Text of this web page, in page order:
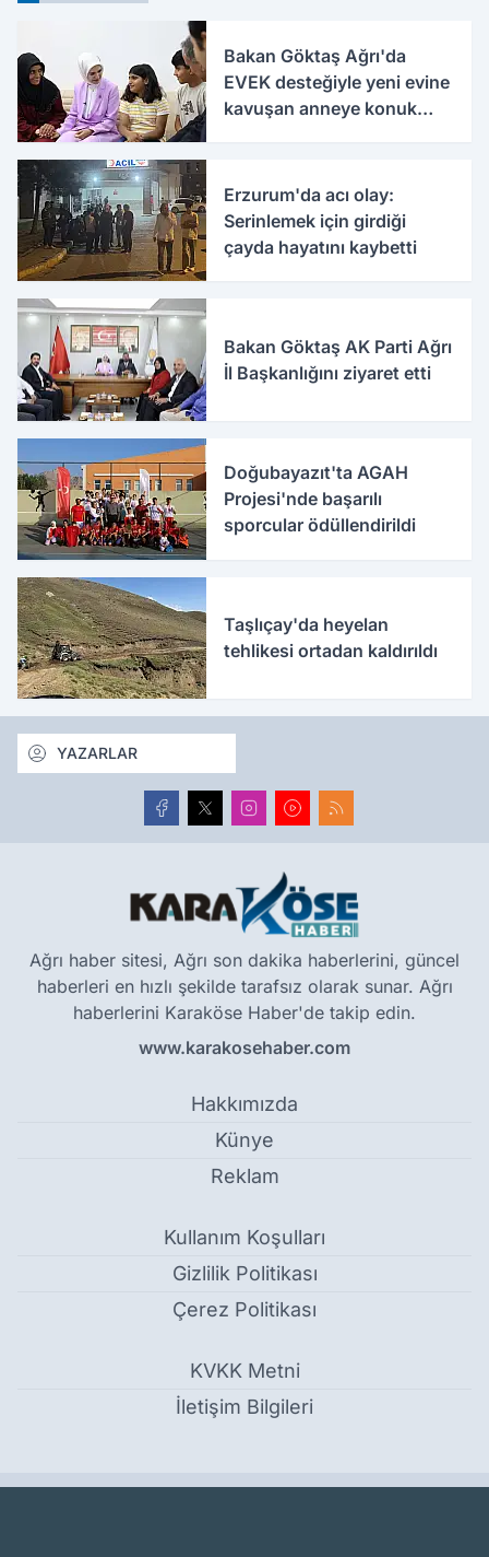
Bakan Göktaş Ağrı'da
EVEK desteğiyle yeni evine
kavuşan anneye konuk
Erzurum'da acı olay:
Serinlemek için girdiği
çayda hayatını kaybetti
Bakan Göktaş AK Parti Ağrı
İl Başkanlığını ziyaret etti
Doğubayazıt'ta AGAH
Projesi'nde başarılı
sporcular ödüllendirildi
Taşlıçay'da heyelan
tehlikesi ortadan kaldırıldı
YAZARLAR
Ağrı haber sitesi, Ağrı son dakika haberlerini, güncel
haberleri en hızlı şekilde tarafsız olarak sunar. Ağrı
haberlerini Karaköse Haber'de takip edin.
www.karakosehaber.com
Hakkımızda
Künye
Reklam
Kullanım Koşulları
Gizlilik Politikası
Çerez Politikası
KVKK Metni
İletişim Bilgileri